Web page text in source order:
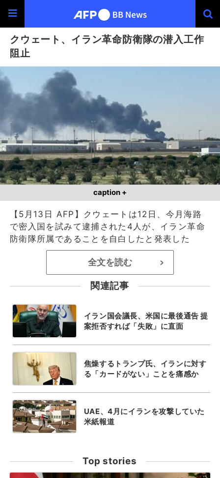
クウェート、イラン革命防衛隊の潜入工作
阻止
caption +
【5月13日 AFP】クウェートは12日、今月海路
で密入国を試みて逮捕された4人が、イラン革命
防衛隊所属であることを自白したと発表した
全文を読む >
関連記事
イラン国会議長、米国に最後通告 提
案拒否すれば「失敗」に直面
焦燥するトランプ氏、イランに対す
る「カードがない」ことを痛感か
UAE、4月にイランを攻撃していた
米紙報道
Top stories